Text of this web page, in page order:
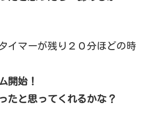
イマーが残り２０分ほどの時
開始！
たと思ってくれるかな？